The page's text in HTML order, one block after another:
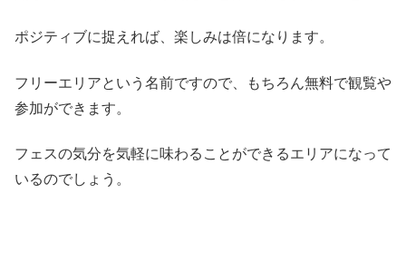
ポジティブに捉えれば、楽しみは倍になります。
フリーエリアという名前ですので、もちろん無料で観覧や
参加ができます。
フェスの気分を気軽に味わることができるエリアになって
いるのでしょう。